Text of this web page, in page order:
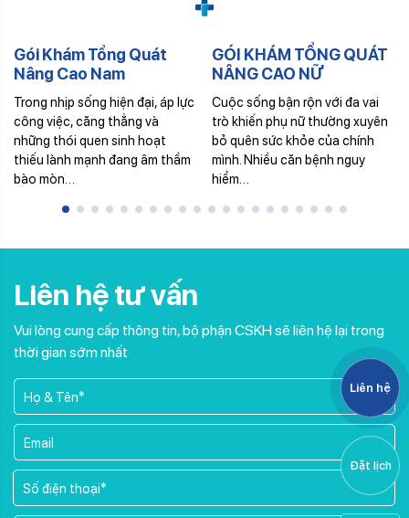
Gói Khám Tổng Quát
Nâng Cao Nam
Trong nhịp sống hiện đại, áp lực
công việc, căng thẳng và
những thói quen sinh hoạt
thiếu lành mạnh đang âm thầm
bào mòn…
GÓI KHÁM TỔNG QUÁT
NÂNG CAO NỮ
Cuộc sống bận rộn với đa vai
trò khiến phụ nữ thường xuyên
bỏ quên sức khỏe của chính
mình. Nhiều căn bệnh nguy
hiểm…
Liên hệ tư vấn
Vui lòng cung cấp thông tin, bộ phận CSKH sẽ liên hệ lại trong
thời gian sớm nhất
Liên hệ
Đặt lịch